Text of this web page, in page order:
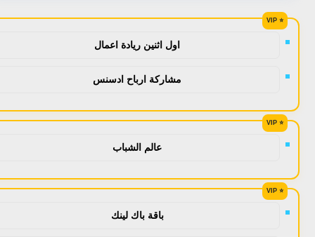
اول اثنين ريادة اعمال
مشاركة ارباح ادسنس
عالم الشباب
باقة باك لينك